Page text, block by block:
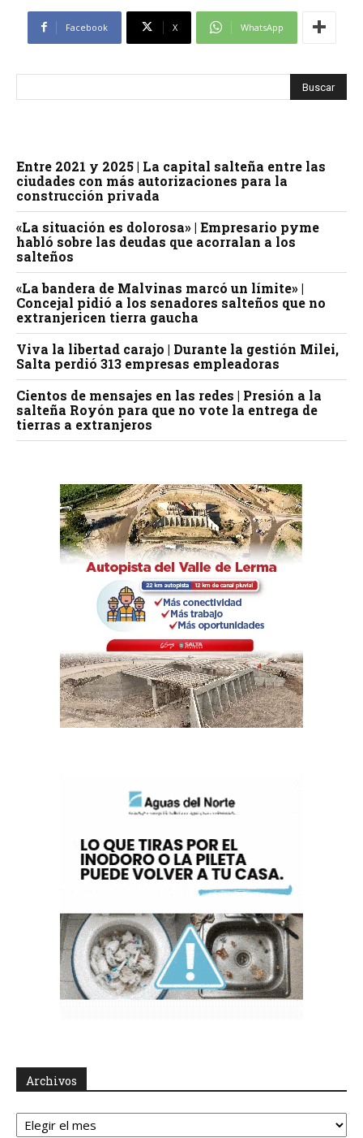
Facebook X WhatsApp
Entre 2021 y 2025 | La capital salteña entre las
ciudades con más autorizaciones para la
construcción privada
«La situación es dolorosa» | Empresario pyme
habló sobre las deudas que acorralan a los
salteños
«La bandera de Malvinas marcó un límite» |
Concejal pidió a los senadores salteños que no
extranjericen tierra gaucha
Viva la libertad carajo | Durante la gestión Milei,
Salta perdió 313 empresas empleadoras
Cientos de mensajes en las redes | Presión a la
salteña Royón para que no vote la entrega de
tierras a extranjeros
Archivos
Archivos